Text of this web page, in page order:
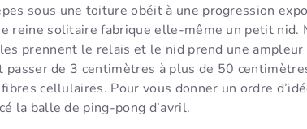
sous une toiture obéit à une progression
reine solitaire fabrique elle-même un petit nid.
prennent le relais et le nid prend une
de 3 centimètres à plus de 50
cellulaires. Pour vous donner un ordre
la balle de ping-pong d’avril.